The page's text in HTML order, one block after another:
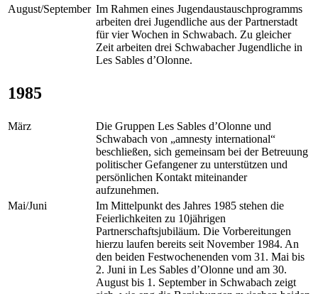
August/September Im Rahmen eines Jugendaustauschprogramms
arbeiten drei Jugendliche aus der Partnerstadt
für vier Wochen in Schwabach. Zu gleicher
Zeit arbeiten drei Schwabacher Jugendliche in
Les Sables d’Olonne.
1985
März
Die Gruppen Les Sables d’Olonne und
Schwabach von „amnesty international“
beschließen, sich gemeinsam bei der Betreuung
politischer Gefangener zu unterstützen und
persönlichen Kontakt miteinander
aufzunehmen.
Mai/Juni
Im Mittelpunkt des Jahres 1985 stehen die
Feierlichkeiten zu 10jährigen
Partnerschaftsjubiläum. Die Vorbereitungen
hierzu laufen bereits seit November 1984. An
den beiden Festwochenenden vom 31. Mai bis
2. Juni in Les Sables d’Olonne und am 30.
August bis 1. September in Schwabach zeigt